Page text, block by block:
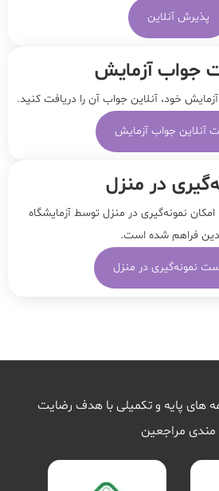
پذیرش آنلاین
جواب آزمایش
خود، آنلاین جواب‌ آن را دریافت کنید.
آنلاین جواب آزمایش
در منزل
نمونه‌گیری در منزل توسط آزمایشگاه
فراهم شده است.
نمونه‌گیری در منزل
های پایه و تکمیلی با هدف رضایت
مندی مراجعین